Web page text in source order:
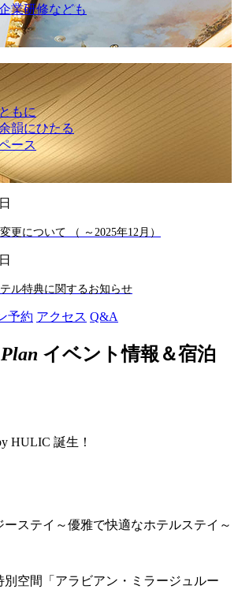
業研修なども
もに
韻にひたる
ース
更について （ ～2025年12月）
ル特典に関するお知らせ
予約 アクセス Q&A
イベント情報＆宿泊
HULIC 誕生！
ステイ～優雅で快適なホテルステイ～
空間「アラビアン・ミラージュルー